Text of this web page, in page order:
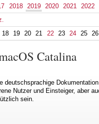
2018 2019 2020 2021 2022
18 19 20 21 22 23 24 25 26
Catalina
deutschsprachige
Nutzer und Einsteiger, aber
sein.